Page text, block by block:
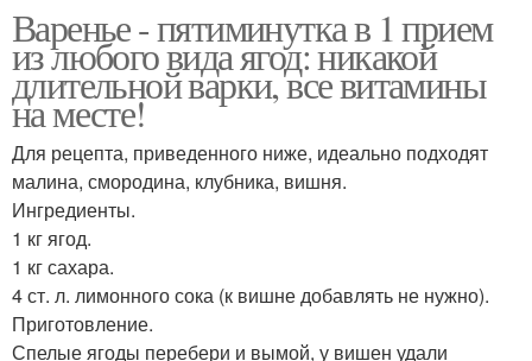
Варенье - пятиминутка в 1 прием
из любого вида ягод: никакой
длительной варки, все витамины
на месте!
Для рецепта, приведенного ниже, идеально подходят
малина, смородина, клубника, вишня.
Ингредиенты.
1 кг ягод.
1 кг сахара.
4 ст. л. лимонного сока (к вишне добавлять не нужно).
Приготовление.
Спелые ягоды перебери и вымой, у вишен удали